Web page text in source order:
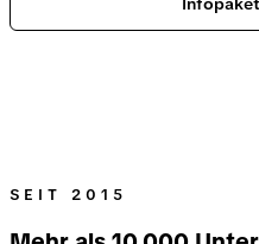
SEIT 2015